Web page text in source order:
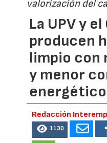
valorización del
La UPV y el
producen
limpio con
y menor
energético
Redacción
1130